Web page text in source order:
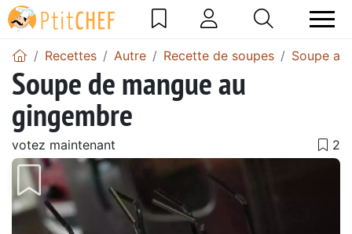
Recettes Autre Recette de soupes Soupe
Soupe de mangue au
gingembre
votez maintenant